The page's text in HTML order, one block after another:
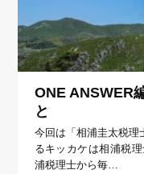
ONE ANSWER
と
今回は「相浦圭太税理
るキッカケは相浦税
浦税理士から毎…